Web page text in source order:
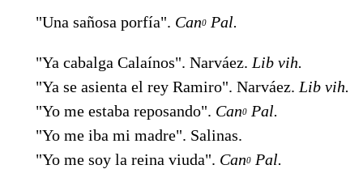
"Una sañosa porfía". Can0 Pal.
"Ya cabalga Calaínos". Narváez. Lib vih.
"Ya se asienta el rey Ramiro". Narváez. Lib vih.
"Yo me estaba reposando". Can0 Pal.
"Yo me iba mi madre". Salinas.
"Yo me soy la reina viuda". Can0 Pal.